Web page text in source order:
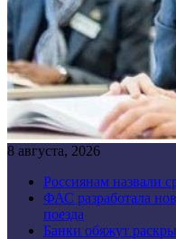
8 августа, 2026
Россиянам назвали
ФАС разработала
поезда
Банки обяжут